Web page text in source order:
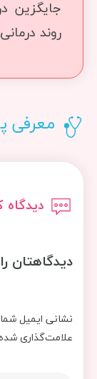
جایگزین
روند
معرفی
دیدگاه
دیدگاهتان
نشانی ایمیل
علامت‌گذاری